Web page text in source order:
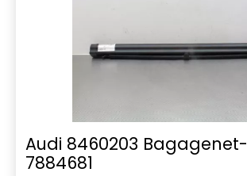
Audi 8460203 Bagagenet-
7884681